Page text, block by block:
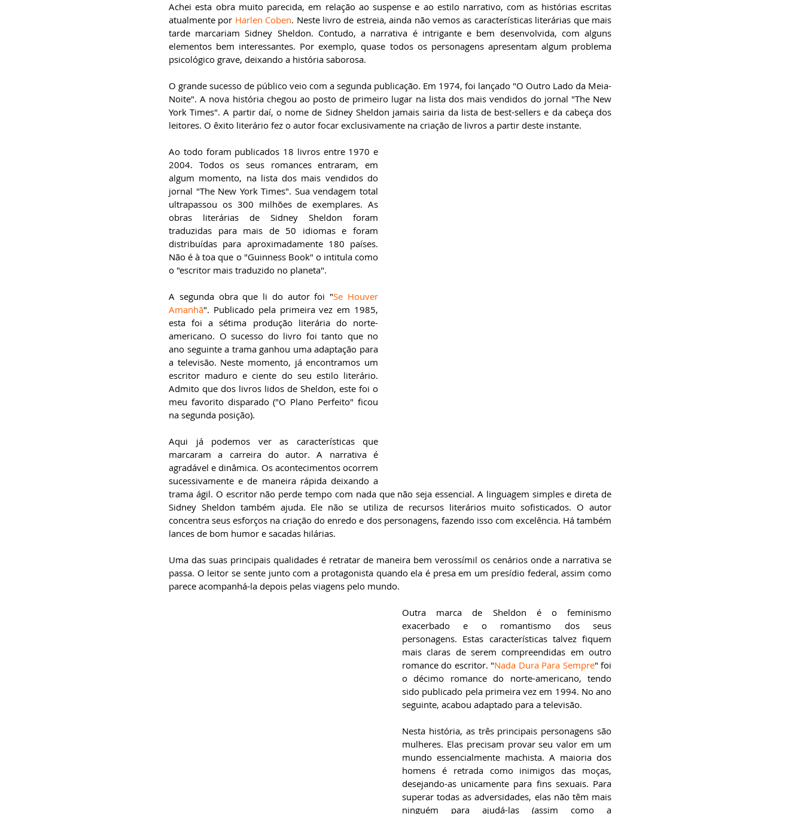
Achei esta obra muito parecida, em relação ao suspense e ao estilo narrativo, com as histórias escritas
atualmente por Harlen Coben. Neste livro de estreia, ainda não vemos as características literárias que mais
tarde marcariam Sidney Sheldon. Contudo, a narrativa é intrigante e bem desenvolvida, com alguns
elementos bem interessantes. Por exemplo, quase todos os personagens apresentam algum problema
psicológico grave, deixando a história saborosa.
O grande sucesso de público veio com a segunda publicação. Em 1974, foi lançado "O Outro Lado da Meia-
Noite". A nova história chegou ao posto de primeiro lugar na lista dos mais vendidos do jornal "The New
York Times". A partir daí, o nome de Sidney Sheldon jamais sairia da lista de best-sellers e da cabeça dos
leitores. O êxito literário fez o autor focar exclusivamente na criação de livros a partir deste instante.
Ao todo foram publicados 18 livros entre 1970 e
2004. Todos os seus romances entraram, em
algum momento, na lista dos mais vendidos do
jornal "The New York Times". Sua vendagem total
ultrapassou os 300 milhões de exemplares. As
obras literárias de Sidney Sheldon foram
traduzidas para mais de 50 idiomas e foram
distribuídas para aproximadamente 180 países.
Não é à toa que o "Guinness Book" o intitula como
o "escritor mais traduzido no planeta".
A segunda obra que li do autor foi "Se Houver
Amanhã". Publicado pela primeira vez em 1985,
esta foi a sétima produção literária do norte-
americano. O sucesso do livro foi tanto que no
ano seguinte a trama ganhou uma adaptação para
a televisão. Neste momento, já encontramos um
escritor maduro e ciente do seu estilo literário.
Admito que dos livros lidos de Sheldon, este foi o
meu favorito disparado ("O Plano Perfeito" ficou
na segunda posição).
Aqui já podemos ver as características que
marcaram a carreira do autor. A narrativa é
agradável e dinâmica. Os acontecimentos ocorrem
sucessivamente e de maneira rápida deixando a
trama ágil. O escritor não perde tempo com nada que não seja essencial. A linguagem simples e direta de
Sidney Sheldon também ajuda. Ele não se utiliza de recursos literários muito sofisticados. O autor
concentra seus esforços na criação do enredo e dos personagens, fazendo isso com excelência. Há também
lances de bom humor e sacadas hilárias.
Uma das suas principais qualidades é retratar de maneira bem verossímil os cenários onde a narrativa se
passa. O leitor se sente junto com a protagonista quando ela é presa em um presídio federal, assim como
parece acompanhá-la depois pelas viagens pelo mundo.
Outra marca de Sheldon é o feminismo
exacerbado e o romantismo dos seus
personagens. Estas características talvez fiquem
mais claras de serem compreendidas em outro
romance do escritor. "Nada Dura Para Sempre" foi
o décimo romance do norte-americano, tendo
sido publicado pela primeira vez em 1994. No ano
seguinte, acabou adaptado para a televisão.
Nesta história, as três principais personagens são
mulheres. Elas precisam provar seu valor em um
mundo essencialmente machista. A maioria dos
homens é retrada como inimigos das moças,
desejando-as unicamente para fins sexuais. Para
superar todas as adversidades, elas não têm mais
ninguém para ajudá-las (assim como a